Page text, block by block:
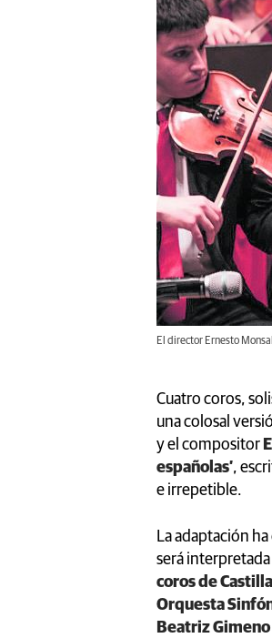
El director Ernesto
Cuatro coros,
una colosal
y el compositor
españolas’,
e irrepetible.
La adaptación
será interpretada
coros de
Orquesta
Beatriz Gimeno